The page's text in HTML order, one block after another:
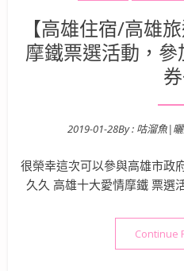
【高雄住宿/高雄
摩鐵票選活動，
2019-01-28By : 咕溜魚|
很榮幸這次可以參與高雄市政
久久 高雄十大愛情摩鐵 票選
Continue